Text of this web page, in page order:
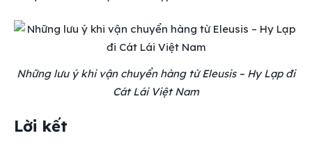
Những lưu ý khi vận chuyển hàng từ Eleusis – Hy Lạp đi
Cát Lái Việt Nam
Lời kết